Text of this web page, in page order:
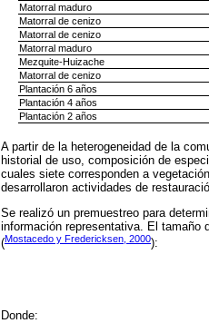
Matorral maduro
Matorral de cenizo
Matorral de cenizo
Matorral maduro
Mezquite-Huizache
Matorral de cenizo
Plantación 6 años
Plantación 4 años
Plantación 2 años
A partir de la heterogeneidad de la
historial de uso, composición de
cuales siete corresponden a
desarrollaron actividades de
Se realizó un premuestreo para
información representativa. El tamaño
(Mostacedo y Fredericksen, 2000):
Donde: